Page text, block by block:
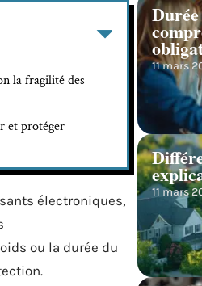
la fragilité des
et protéger
électroniques,
ou la durée du
11 mars
11 mars